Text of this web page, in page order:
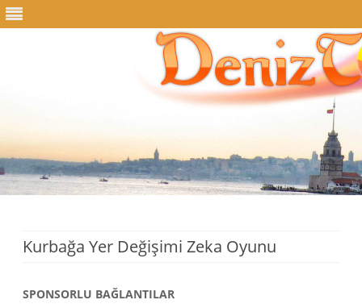
Kurbağa Yer Değişimi Zeka Oyunu
SPONSORLU BAĞLANTILAR